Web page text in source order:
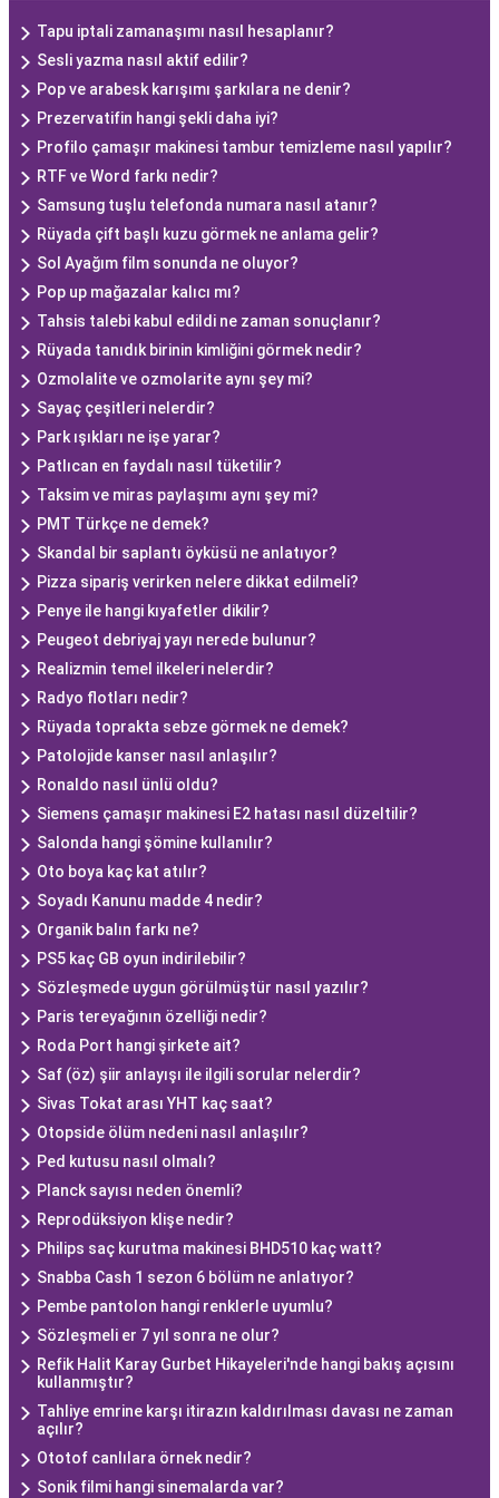
Tapu iptali zamanaşımı nasıl hesaplanır?
Sesli yazma nasıl aktif edilir?
Pop ve arabesk karışımı şarkılara ne denir?
Prezervatifin hangi şekli daha iyi?
Profilo çamaşır makinesi tambur temizleme nasıl yapılır?
RTF ve Word farkı nedir?
Samsung tuşlu telefonda numara nasıl atanır?
Rüyada çift başlı kuzu görmek ne anlama gelir?
Sol Ayağım film sonunda ne oluyor?
Pop up mağazalar kalıcı mı?
Tahsis talebi kabul edildi ne zaman sonuçlanır?
Rüyada tanıdık birinin kimliğini görmek nedir?
Ozmolalite ve ozmolarite aynı şey mi?
Sayaç çeşitleri nelerdir?
Park ışıkları ne işe yarar?
Patlıcan en faydalı nasıl tüketilir?
Taksim ve miras paylaşımı aynı şey mi?
PMT Türkçe ne demek?
Skandal bir saplantı öyküsü ne anlatıyor?
Pizza sipariş verirken nelere dikkat edilmeli?
Penye ile hangi kıyafetler dikilir?
Peugeot debriyaj yayı nerede bulunur?
Realizmin temel ilkeleri nelerdir?
Radyo flotları nedir?
Rüyada toprakta sebze görmek ne demek?
Patolojide kanser nasıl anlaşılır?
Ronaldo nasıl ünlü oldu?
Siemens çamaşır makinesi E2 hatası nasıl düzeltilir?
Salonda hangi şömine kullanılır?
Oto boya kaç kat atılır?
Soyadı Kanunu madde 4 nedir?
Organik balın farkı ne?
PS5 kaç GB oyun indirilebilir?
Sözleşmede uygun görülmüştür nasıl yazılır?
Paris tereyağının özelliği nedir?
Roda Port hangi şirkete ait?
Saf (öz) şiir anlayışı ile ilgili sorular nelerdir?
Sivas Tokat arası YHT kaç saat?
Otopside ölüm nedeni nasıl anlaşılır?
Ped kutusu nasıl olmalı?
Planck sayısı neden önemli?
Reprodüksiyon klişe nedir?
Philips saç kurutma makinesi BHD510 kaç watt?
Snabba Cash 1 sezon 6 bölüm ne anlatıyor?
Pembe pantolon hangi renklerle uyumlu?
Sözleşmeli er 7 yıl sonra ne olur?
Refik Halit Karay Gurbet Hikayeleri'nde hangi bakış açısını
kullanmıştır?
Tahliye emrine karşı itirazın kaldırılması davası ne zaman
açılır?
Ototof canlılara örnek nedir?
Sonik filmi hangi sinemalarda var?